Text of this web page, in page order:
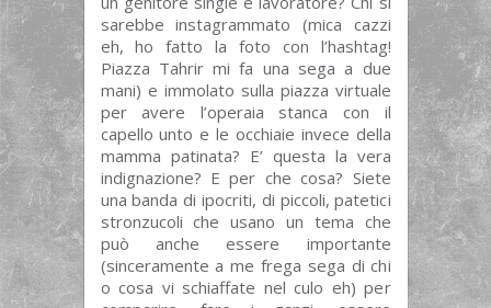
sarebbe instagrammato (mica cazzi
eh, ho fatto la foto con l’hashtag!
Piazza Tahrir mi fa una sega a due
mani) e immolato sulla piazza virtuale
per avere l’operaia stanca con il
capello unto e le occhiaie invece della
mamma patinata? E’ questa la vera
indignazione? E per che cosa? Siete
una banda di ipocriti, di piccoli, patetici
stronzucoli che usano un tema che
può anche essere importante
(sinceramente a me frega sega di chi
o cosa vi schiaffate nel culo eh) per